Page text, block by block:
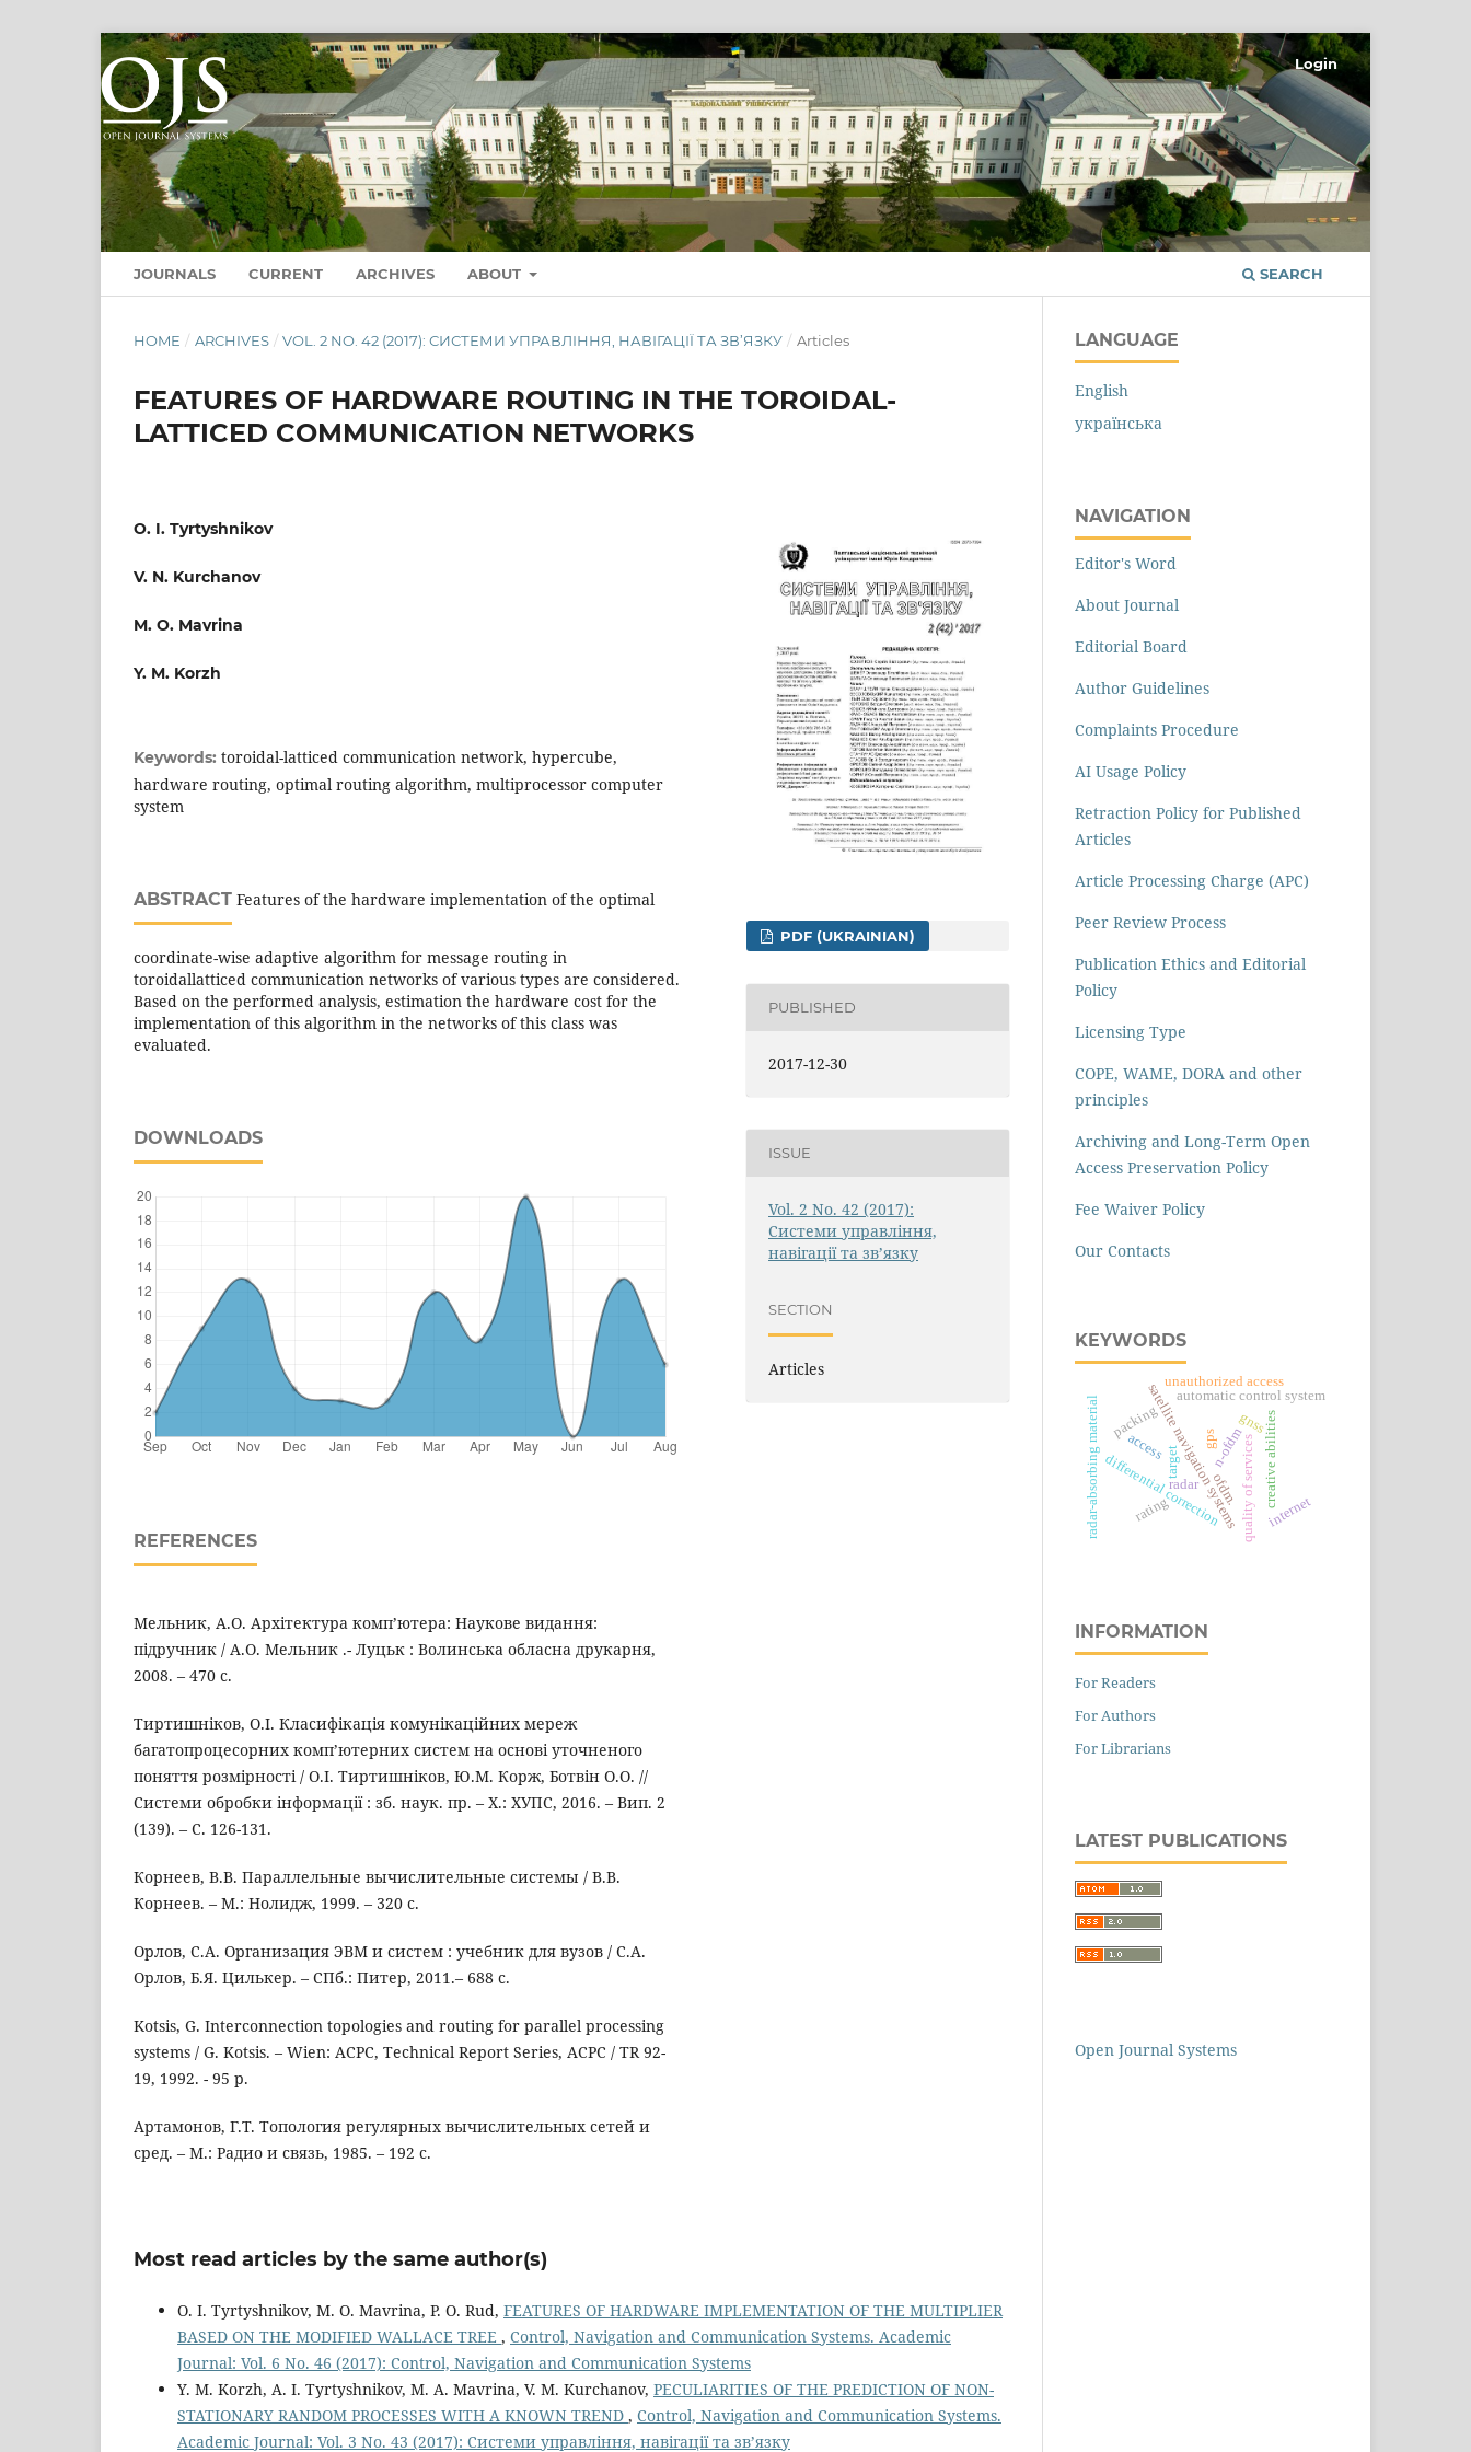
JOURNALS CURRENT ARCHIVES ABOUT SEARCH
Login
HOME / ARCHIVES / VOL. 2 NO. 42 (2017): СИСТЕМИ УПРАВЛІННЯ, НАВІГАЦІЇ ТА ЗВ’ЯЗКУ / Articles
FEATURES OF HARDWARE ROUTING IN THE TOROIDAL-
LATTICED COMMUNICATION NETWORKS
O. I. Tyrtyshnikov
V. N. Kurchanov
M. O. Mavrina
Y. M. Korzh
Keywords: toroidal-latticed communication network, hypercube,
hardware routing, optimal routing algorithm, multiprocessor computer
system
ABSTRACT Features of the hardware implementation of the optimal
coordinate-wise adaptive algorithm for message routing in
toroidallatticed communication networks of various types are considered.
Based on the performed analysis, estimation the hardware cost for the
implementation of this algorithm in the networks of this class was
evaluated.
DOWNLOADS
REFERENCES
Мельник, А.О. Архітектура комп’ютера: Наукове видання:
підручник / А.О. Мельник .- Луцьк : Волинська обласна друкарня,
2008. – 470 с.
Тиртишніков, О.І. Класифікація комунікаційних мереж
багатопроцесорних комп’ютерних систем на основі уточненого
поняття розмірності / О.І. Тиртишніков, Ю.М. Корж, Ботвін О.О. //
Системи обробки інформації : зб. наук. пр. – Х.: ХУПС, 2016. – Вип. 2
(139). – С. 126-131.
Корнеев, В.В. Параллельные вычислительные системы / В.В.
Корнеев. – М.: Нолидж, 1999. – 320 с.
Орлов, С.А. Организация ЭВМ и систем : учебник для вузов / С.А.
Орлов, Б.Я. Цилькер. – СПб.: Питер, 2011.– 688 с.
Kotsis, G. Interconnection topologies and routing for parallel processing
systems / G. Kotsis. – Wien: ACPC, Technical Report Series, ACPC / TR 92-
19, 1992. - 95 p.
Артамонов, Г.Т. Топология регулярных вычислительных сетей и
сред. – М.: Радио и связь, 1985. – 192 с.
PDF (UKRAINIAN)
PUBLISHED
2017-12-30
ISSUE
Vol. 2 No. 42 (2017):
Системи управління,
навігації та зв’язку
SECTION
Articles
Most read articles by the same author(s)
O. I. Tyrtyshnikov, M. O. Mavrina, P. O. Rud, FEATURES OF HARDWARE IMPLEMENTATION OF THE MULTIPLIER
BASED ON THE MODIFIED WALLACE TREE , Control, Navigation and Communication Systems. Academic
Journal: Vol. 6 No. 46 (2017): Control, Navigation and Communication Systems
Y. M. Korzh, A. I. Tyrtyshnikov, M. A. Mavrina, V. M. Kurchanov, PECULIARITIES OF THE PREDICTION OF NON-
STATIONARY RANDOM PROCESSES WITH A KNOWN TREND , Control, Navigation and Communication Systems.
Academic Journal: Vol. 3 No. 43 (2017): Системи управління, навігації та зв’язку
LANGUAGE
English
українська
NAVIGATION
Editor's Word
About Journal
Editorial Board
Author Guidelines
Complaints Procedure
AI Usage Policy
Retraction Policy for Published
Articles
Article Processing Charge (APC)
Peer Review Process
Publication Ethics and Editorial
Policy
Licensing Type
COPE, WAME, DORA and other
principles
Archiving and Long-Term Open
Access Preservation Policy
Fee Waiver Policy
Our Contacts
KEYWORDS
satellite navigation systems
gps
automatic control system
gnss
differential correction
n-ofdm
ofdm. creative abilities
internet
access quality of services
rating
unauthorized access
radar
target
radar-absorbing material packing
INFORMATION
For Readers
For Authors
For Librarians
LATEST PUBLICATIONS
Open Journal Systems